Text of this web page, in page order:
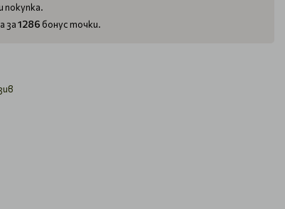
покупка.
за1286 бонус точки.